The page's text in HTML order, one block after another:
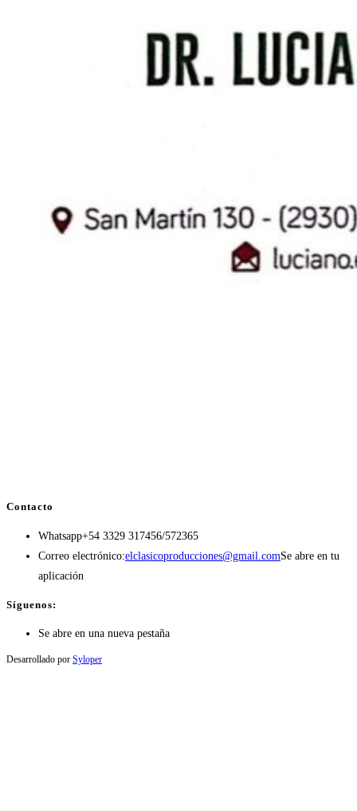
Contacto
Whatsapp+54 3329 317456/572365
Correo electrónico:elclasicoproducciones@gmail.comSe abre en tu
aplicación
Síguenos:
Se abre en una nueva pestaña
Desarrollado por Syloper